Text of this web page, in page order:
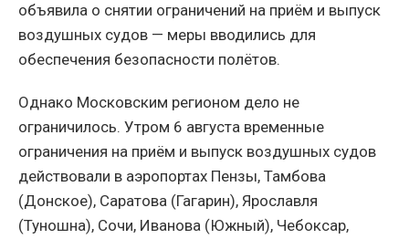
объявила о снятии ограничений на приём и выпуск
воздушных судов — меры вводились для
обеспечения безопасности полётов.
Однако Московским регионом дело не
ограничилось. Утром 6 августа временные
ограничения на приём и выпуск воздушных судов
действовали в аэропортах Пензы, Тамбова
(Донское), Саратова (Гагарин), Ярославля
(Туношна), Сочи, Иванова (Южный), Чебоксар,